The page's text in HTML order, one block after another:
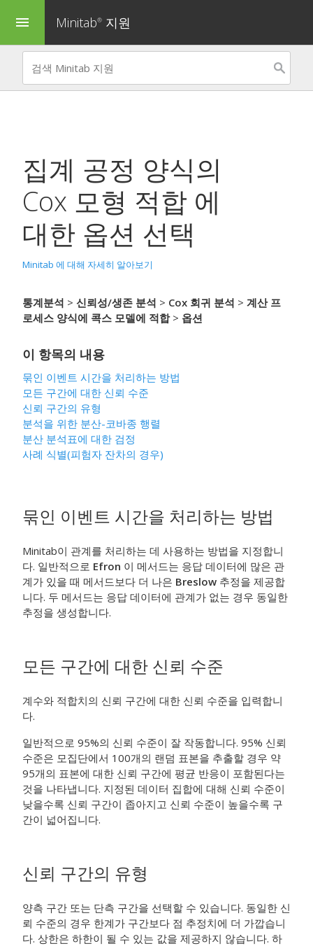
menu Minitab® 지원
집계 공정 양식의
Cox 모형 적합 에
대한 옵션 선택
Minitab 에 대해 자세히 알아보기
통계분석 > 신뢰성/생존 분석 > Cox 회귀 분석 > 계산 프
로세스 양식에 콕스 모델에 적합> 옵션
이 항목의 내용
묶인 이벤트 시간을 처리하는 방법
모든 구간에 대한 신뢰 수준
신뢰 구간의 유형
분석을 위한 분산-코바종 행렬
분산 분석표에 대한 검정
사례 식별(피험자 잔차의 경우)
묶인 이벤트 시간을 처리하는 방법
Minitab이 관계를 처리하는 데 사용하는 방법을 지정합니
다. 일반적으로 Efron 이 메서드는 응답 데이터에 많은 관
계가 있을 때 메서드보다 더 나은 Breslow 추정을 제공합
니다. 두 메서드는 응답 데이터에 관계가 없는 경우 동일한
추정을 생성합니다.
모든 구간에 대한 신뢰 수준
계수와 적합치의 신뢰 구간에 대한 신뢰 수준을 입력합니
다.
일반적으로 95%의 신뢰 수준이 잘 작동합니다. 95% 신뢰
수준은 모집단에서 100개의 랜덤 표본을 추출할 경우 약
95개의 표본에 대한 신뢰 구간에 평균 반응이 포함된다는
것을 나타냅니다. 지정된 데이터 집합에 대해 신뢰 수준이
낮을수록 신뢰 구간이 좁아지고 신뢰 수준이 높을수록 구
간이 넓어집니다.
신뢰 구간의 유형
양측 구간 또는 단측 구간을 선택할 수 있습니다. 동일한 신
뢰 수준의 경우 한계가 구간보다 점 추정치에 더 가깝습니
다. 상한은 하한이 될 수 있는 값을 제공하지 않습니다. 하